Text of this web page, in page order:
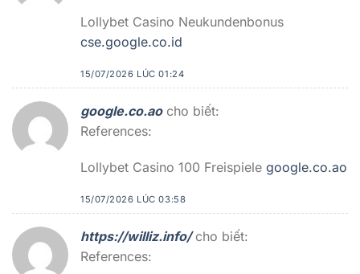
Lollybet Casino Neukundenbonus
cse.google.co.id
15/07/2026 LÚC 01:24
google.co.ao cho biết:
References:
Lollybet Casino 100 Freispiele google.co.ao
15/07/2026 LÚC 03:58
https://williz.info/ cho biết:
References: